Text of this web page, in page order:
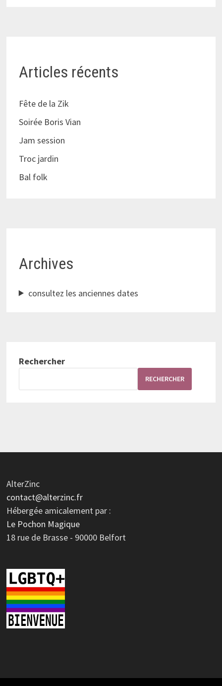
Articles récents
Fête de la Zik
Soirée Boris Vian
Jam session
Troc jardin
Bal folk
Archives
consultez les anciennes dates
Rechercher
RECHERCHER
AlterZinc
contact@alterzinc.fr
Hébergée amicalement par :
Le Pochon Magique
18 rue de Brasse - 90000 Belfort